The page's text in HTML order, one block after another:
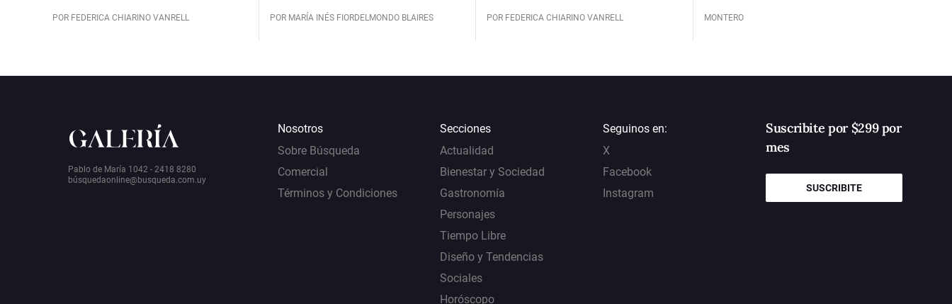
POR FEDERICA CHIARINO VANRELL POR MARÍA INÉS FIORDELMONDO BLAIRES POR FEDERICA CHIARINO VANRELL MONTERO
Pablo de María 1042 - 2418 8280
búsquedaonline@busqueda.com.uy
Nosotros
Sobre Búsqueda
Comercial
Términos y Condiciones
Secciones
Actualidad
Bienestar y Sociedad
Gastronomía
Personajes
Tiempo Libre
Diseño y Tendencias
Sociales
Horóscopo
Seguinos en:
X
Facebook
Instagram
Suscribite por $299 por
mes
SUSCRIBITE